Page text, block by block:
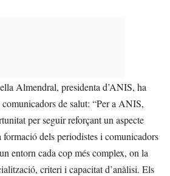
Almendral, presidenta d’ANIS, ha
de salut: “Per a ANIS,
per seguir reforçant un aspecte
dels periodistes i comunicadors
entorn cada cop més complex, on la
criteri i capacitat d’anàlisi. Els